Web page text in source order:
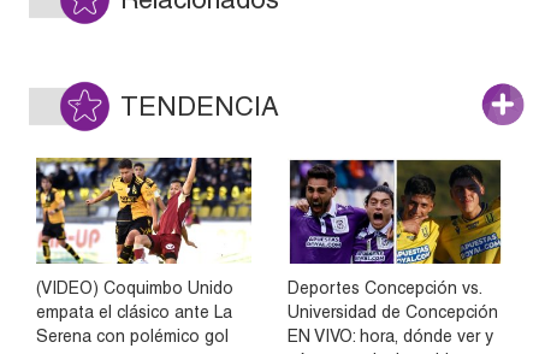
TENDENCIA
(VIDEO) Coquimbo Unido
empata el clásico ante La
Serena con polémico gol
Deportes Concepción vs.
Universidad de Concepción
EN VIVO: hora, dónde ver y